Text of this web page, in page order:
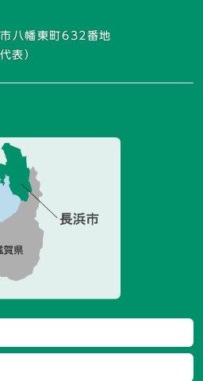
八幡東町632番地
代表）